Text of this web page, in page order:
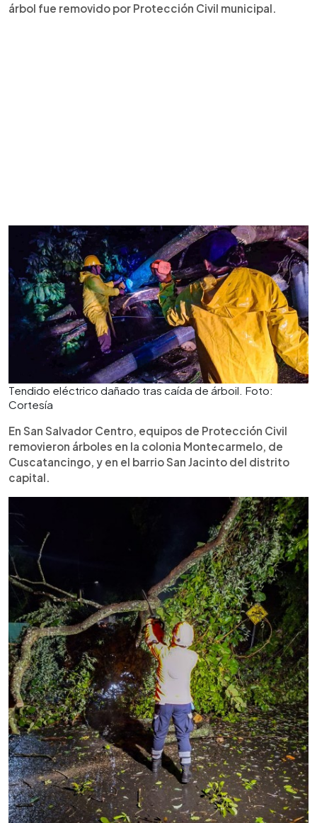
árbol fue removido por Protección Civil municipal.
Tendido eléctrico dañado tras caída de árboil. Foto:
Cortesía
En San Salvador Centro, equipos de Protección Civil
removieron árboles en la colonia Montecarmelo, de
Cuscatancingo, y en el barrio San Jacinto del distrito
capital.